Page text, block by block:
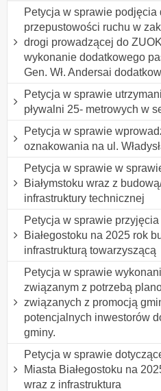
Petycja w sprawie podjęcia
przepustowości ruchu w
drogi prowadzącej do
wykonanie dodatkowego
Gen. Wł. Andersai
Petycja w sprawie
pływalni 25- metrowych w
Petycja w sprawie
oznakowania na ul.
Petycja w sprawie w
Białymstoku wraz z
infrastruktury technicznej
Petycja w sprawie
Białegostoku na 2025 rok
infrastrukturą towarzyszącą
Petycja w sprawie
związanym z potrzebą
związanych z promocją
potencjalnych inwestorów
gminy.
Petycja w sprawie
Miasta Białegostoku na
wraz z infrastruktura